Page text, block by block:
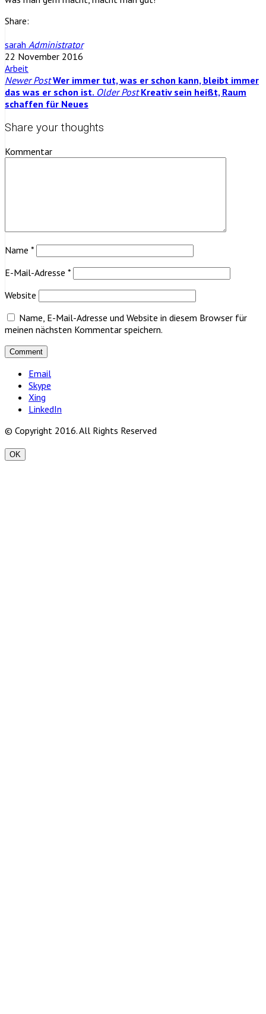
Share:
sarah Administrator
22 November 2016
Arbeit
Newer Post Wer immer tut, was er schon kann, bleibt immer
das was er schon ist. Older Post Kreativ sein heißt, Raum
schaffen für Neues
Share your thoughts
Kommentar
Name *
E-Mail-Adresse *
Website
Name, E-Mail-Adresse und Website in diesem Browser für
meinen nächsten Kommentar speichern.
Email
Skype
Xing
LinkedIn
© Copyright 2016. All Rights Reserved
OK